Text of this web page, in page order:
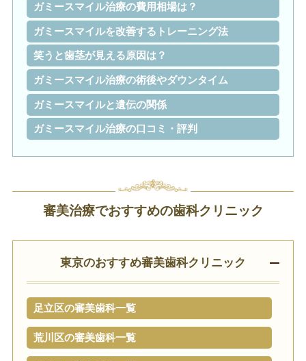
ガミースマイル治療の費用相場は？
ガミースマイルを改善するトレーニング法
笑うと歯茎が見える原因は？
ガミースマイル治療の術後やダウンタイム
ガミースマイルと遺伝の関係
ガミースマイル治療の口コミ・評判
審美治療でおすすめの歯科クリニック
東京のおすすめ審美歯科クリニック
足立区の審美歯科一覧
荒川区の審美歯科一覧